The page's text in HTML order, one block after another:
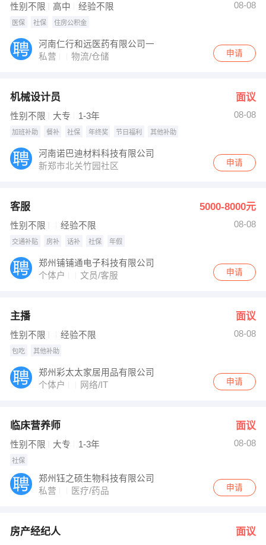
性别不限 高中 经验不限 08-08
医保 社保 住房公积金
河南仁行和远医药有限公司一
私营
物流/仓储 申请
机械设计员 面议
性别不限 大专 1-3年 08-08
加班补助 餐补 社保 年终奖 节日福利 其他补助
河南诺巴迪材料科技有限公司
新郑市北关竹园社区
申请
客服 5000-8000元
性别不限 经验不限 08-08
交通补贴 房补 话补 社保 年假
郑州铺铺通电子科技有限公司
个体户
文员/客服 申请
主播 面议
性别不限 经验不限 08-08
包吃 其他补助
郑州彩太太家居用品有限公司
个体户
网络/IT 申请
临床营养师 面议
性别不限 大专 1-3年 08-08
社保
郑州钰之硕生物科技有限公司
私营
医疗/药品 申请
房产经纪人 面议